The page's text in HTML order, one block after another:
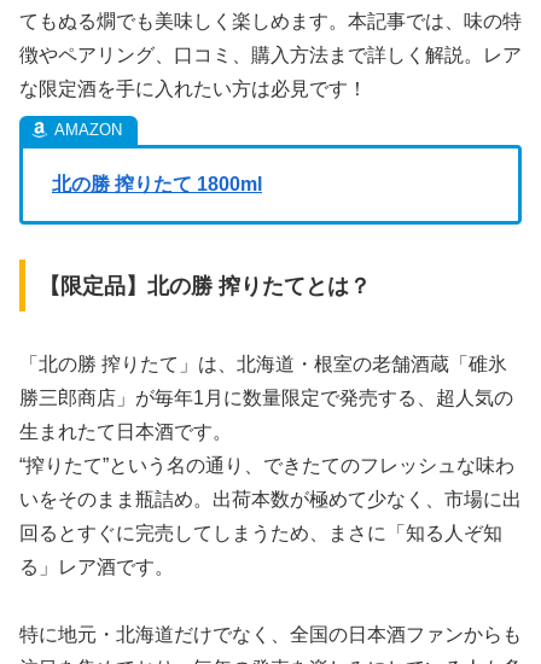
てもぬる燗でも美味しく楽しめます。本記事では、味の特
徴やペアリング、口コミ、購入方法まで詳しく解説。レア
な限定酒を手に入れたい方は必見です！
北の勝 搾りたて 1800ml
【限定品】北の勝 搾りたてとは？
「北の勝 搾りたて」は、北海道・根室の老舗酒蔵「碓氷
勝三郎商店」が毎年1月に数量限定で発売する、超人気の
生まれたて日本酒です。
“搾りたて”という名の通り、できたてのフレッシュな味わ
いをそのまま瓶詰め。出荷本数が極めて少なく、市場に出
回るとすぐに完売してしまうため、まさに「知る人ぞ知
る」レア酒です。
特に地元・北海道だけでなく、全国の日本酒ファンからも